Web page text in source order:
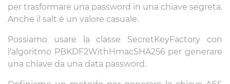
per trasformare una password in una chiave segreta.
Anche il salt è un valore casuale.
Possiamo usare la classe SecretKeyFactory con
l'algoritmo PBKDF2WithHmacSHA256 per generare
una chiave da una data password.